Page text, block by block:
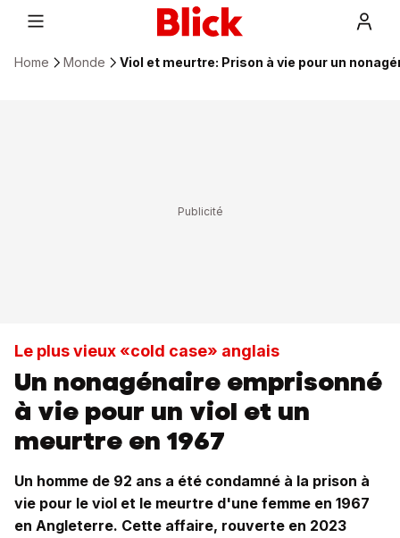
Home Monde Viol et meurtre: Prison à vie pour un
Le plus vieux «cold case» anglais
Un nonagénaire emprisonné
à vie pour un viol et un
meurtre en 1967
Un homme de 92 ans a été condamné à la prison à
vie pour le viol et le meurtre d'une femme en 1967
en Angleterre. Cette affaire, rouverte en 2023